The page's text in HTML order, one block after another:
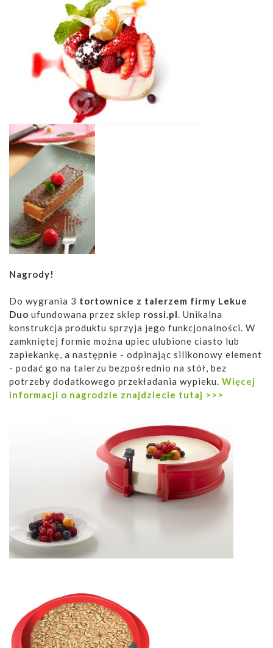
Nagrody!
Do wygrania 3 tortownice z talerzem firmy Lekue
Duo ufundowana przez sklep rossi.pl. Unikalna
konstrukcja produktu sprzyja jego funkcjonalności. W
zamkniętej formie można upiec ulubione ciasto lub
zapiekankę, a następnie - odpinając silikonowy element
- podać go na talerzu bezpośrednio na stół, bez
potrzeby dodatkowego przekładania wypieku. Więcej
informacji o nagrodzie znajdziecie tutaj >>>